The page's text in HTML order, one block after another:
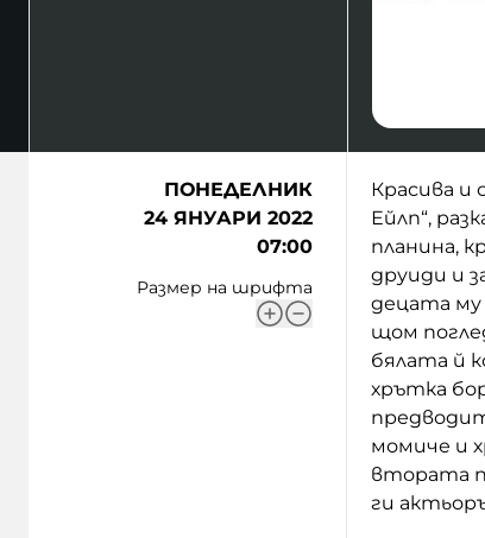
ПОНЕДЕЛНИК
24 ЯНУАРИ 2022
07:00
Размер на шрифта
Красива и
Ейлп“,
планина,
друиди и
децата му
щом
бялата й
хрътка
момиче и
втората
ги